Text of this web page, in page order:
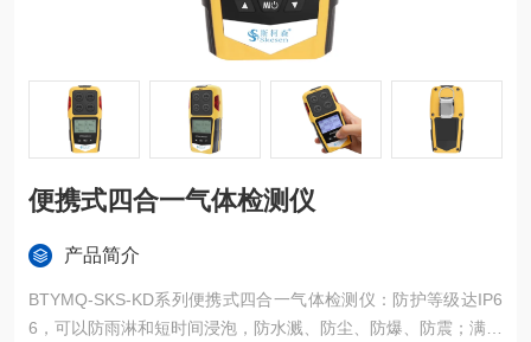
便携式四合一气体检测仪
产品简介
BTYMQ-SKS-KD系列便携式四合一气体检测仪：防护等级达IP6
6，可以防雨淋和短时间浸泡，防水溅、防尘、防爆、防震；满足